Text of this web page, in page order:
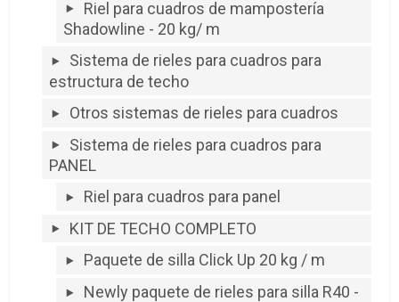
Riel para cuadros de mampostería
Shadowline - 20 kg/ m
Sistema de rieles para cuadros para
estructura de techo
Otros sistemas de rieles para cuadros
Sistema de rieles para cuadros para
PANEL
Riel para cuadros para panel
KIT DE TECHO COMPLETO
Paquete de silla Click Up 20 kg / m
Newly paquete de rieles para silla R40 -